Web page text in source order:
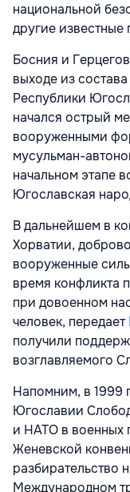
национальной
другие известные
Босния и
выходе из
Республики
начался острый
вооруженными
мусульман-
начальном этапе
Югославская
В дальнейшем в
Хорватии,
вооруженные
время конфликта
при довоенном
человек, передает
получили
возглавляемого
Напомним, в 1999
Югославии
и НАТО в военных
Женевской
разбирательство
Международном